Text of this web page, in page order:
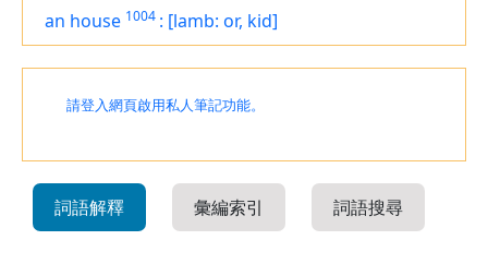
an house 1004 : [lamb: or, kid]
請登入網頁啟用私人筆記功能。
詞語解釋 彙編索引 詞語搜尋